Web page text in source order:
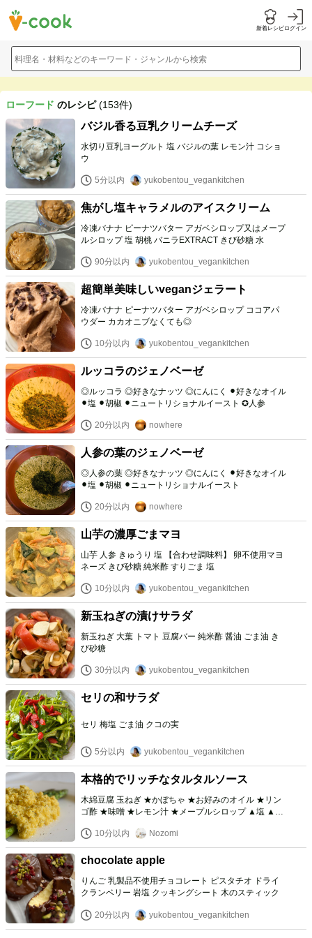
新着レシピログイン
料理名・材料などのキーワード・ジャンルから検索
ローフード のレシピ(153件)
バジル香る豆乳クリームチーズ
水切り豆乳ヨーグルト 塩 バジルの葉 レモン汁 コショ
ウ
5分以内 yukobentou_vegankitchen
焦がし塩キャラメルのアイスクリーム
冷凍バナナ ピーナツバター アガベシロップ又はメープ
ルシロップ 塩 胡桃 バニラEXTRACT きび砂糖 水
90分以内 yukobentou_vegankitchen
超簡単美味しいveganジェラート
冷凍バナナ ピーナツバター アガベシロップ ココアパ
ウダー カカオニブなくても◎
10分以内 yukobentou_vegankitchen
ルッコラのジェノベーゼ
◎ルッコラ ◎好きなナッツ ◎にんにく ⚫︎好きなオイル
⚫︎塩 ⚫︎胡椒 ⚫︎ニュートリショナルイースト ✪人参
20分以内 nowhere
人参の葉のジェノベーゼ
◎人参の葉 ◎好きなナッツ ◎にんにく ⚫︎好きなオイル
⚫︎塩 ⚫︎胡椒 ⚫︎ニュートリショナルイースト
20分以内 nowhere
山芋の濃厚ごまマヨ
山芋 人参 きゅうり 塩 【合わせ調味料】 卵不使用マヨ
ネーズ きび砂糖 純米酢 すりごま 塩
10分以内 yukobentou_vegankitchen
新玉ねぎの漬けサラダ
新玉ねぎ 大葉 トマト 豆腐バー 純米酢 醤油 ごま油 き
び砂糖
30分以内 yukobentou_vegankitchen
セリの和サラダ
セリ 梅塩 ごま油 クコの実
5分以内 yukobentou_vegankitchen
本格的でリッチなタルタルソース
木綿豆腐 玉ねぎ ★かぼちゃ ★お好みのオイル ★リン
ゴ酢 ★味噌 ★レモン汁 ★メープルシロップ ▲塩 ▲パ
10分以内
Nozomi
chocolate apple
りんご 乳製品不使用チョコレート ピスタチオ ドライ
クランベリー 岩塩 クッキングシート 木のスティック
20分以内 yukobentou_vegankitchen